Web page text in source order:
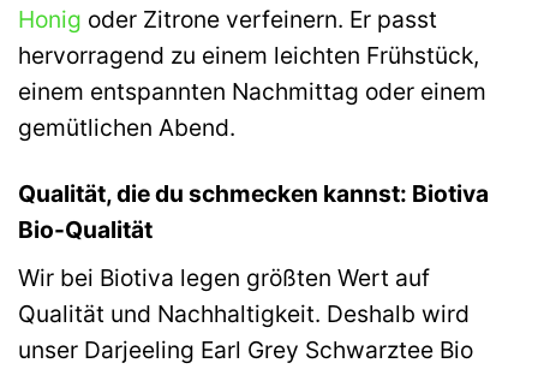
Honig oder Zitrone verfeinern. Er passt
hervorragend zu einem leichten Frühstück,
einem entspannten Nachmittag oder einem
gemütlichen Abend.
Qualität, die du schmecken kannst: Biotiva
Bio-Qualität
Wir bei Biotiva legen größten Wert auf
Qualität und Nachhaltigkeit. Deshalb wird
unser Darjeeling Earl Grey Schwarztee Bio